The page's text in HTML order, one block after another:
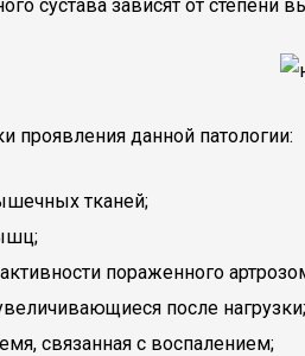
сустава зависят от степени
проявления данной патологии:
тканей;
пораженного
после нагрузки;
связанная с воспалением;